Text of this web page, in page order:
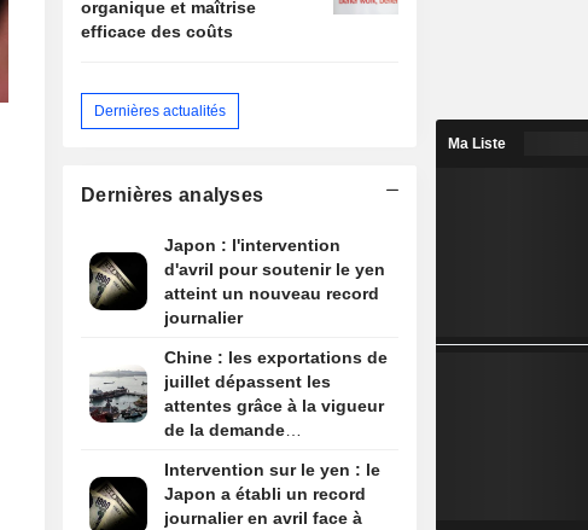
organique et maîtrise
efficace des coûts
Dernières actualités
Dernières analyses
Japon : l'intervention
d'avril pour soutenir le yen
atteint un nouveau record
journalier
Chine : les exportations de
juillet dépassent les
attentes grâce à la vigueur
de la demande
Intervention sur le yen : le
Japon a établi un record
journalier en avril face à
Ma Liste